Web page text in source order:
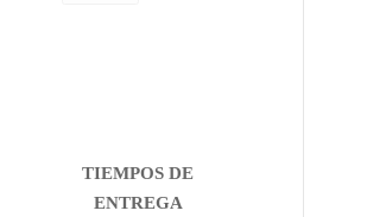
TIEMPOS DE
ENTREGA